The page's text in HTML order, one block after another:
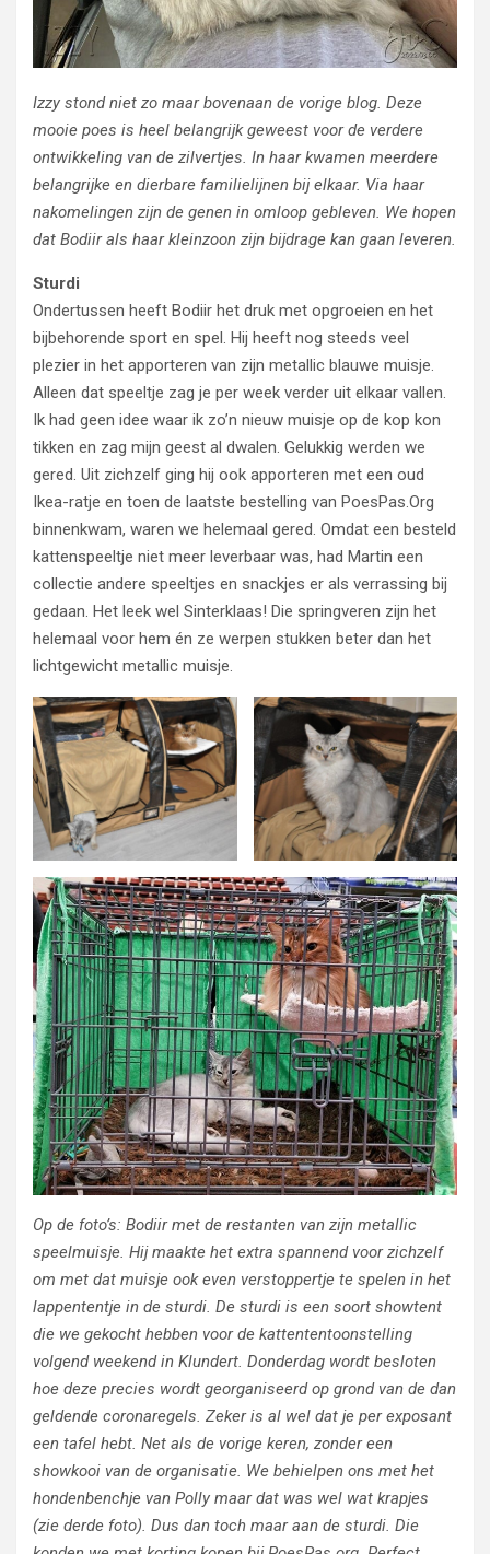
Izzy stond niet zo maar bovenaan de vorige blog. Deze
mooie poes is heel belangrijk geweest voor de verdere
ontwikkeling van de zilvertjes. In haar kwamen meerdere
belangrijke en dierbare familielijnen bij elkaar. Via haar
nakomelingen zijn de genen in omloop gebleven. We hopen
dat Bodiir als haar kleinzoon zijn bijdrage kan gaan leveren.
Sturdi
Ondertussen heeft Bodiir het druk met opgroeien en het
bijbehorende sport en spel. Hij heeft nog steeds veel
plezier in het apporteren van zijn metallic blauwe muisje.
Alleen dat speeltje zag je per week verder uit elkaar vallen.
Ik had geen idee waar ik zo’n nieuw muisje op de kop kon
tikken en zag mijn geest al dwalen. Gelukkig werden we
gered. Uit zichzelf ging hij ook apporteren met een oud
Ikea-ratje en toen de laatste bestelling van PoesPas.Org
binnenkwam, waren we helemaal gered. Omdat een besteld
kattenspeeltje niet meer leverbaar was, had Martin een
collectie andere speeltjes en snackjes er als verrassing bij
gedaan. Het leek wel Sinterklaas! Die springveren zijn het
helemaal voor hem én ze werpen stukken beter dan het
lichtgewicht metallic muisje.
Op de foto’s: Bodiir met de restanten van zijn metallic
speelmuisje. Hij maakte het extra spannend voor zichzelf
om met dat muisje ook even verstoppertje te spelen in het
lappententje in de sturdi. De sturdi is een soort showtent
die we gekocht hebben voor de kattententoonstelling
volgend weekend in Klundert. Donderdag wordt besloten
hoe deze precies wordt georganiseerd op grond van de dan
geldende coronaregels. Zeker is al wel dat je per exposant
een tafel hebt. Net als de vorige keren, zonder een
showkooi van de organisatie. We behielpen ons met het
hondenbenchje van Polly maar dat was wel wat krapjes
(zie derde foto). Dus dan toch maar aan de sturdi. Die